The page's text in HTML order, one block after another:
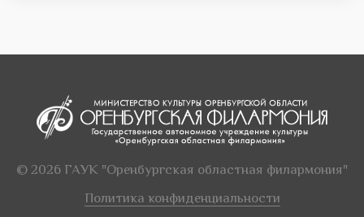
© 2026 ГАУК "Оренбургская областная филармония"
Политика конфиденциальности